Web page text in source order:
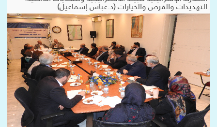
التهديدات والفرص والخيارات (د.عباس إسماعيل)